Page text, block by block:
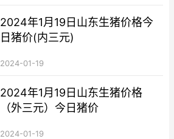
2024年1月19日山东生猪价格今
日猪价(内三元)
2024-01-19
2024年1月19日山东生猪价格
（外三元）今日猪价
2024-01-19